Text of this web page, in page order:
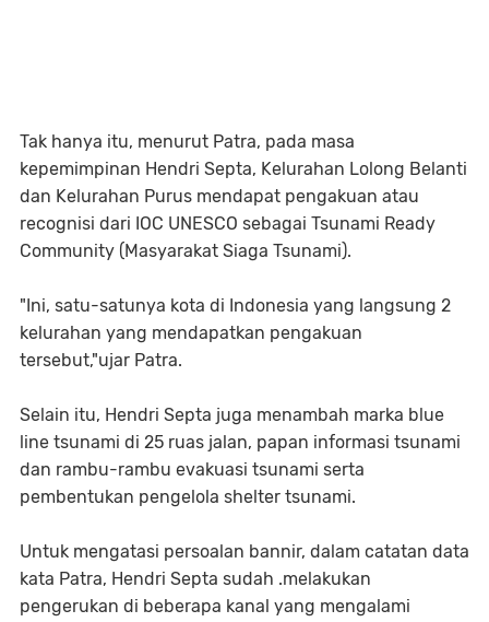
Tak hanya itu, menurut Patra, pada masa
kepemimpinan Hendri Septa, Kelurahan Lolong Belanti
dan Kelurahan Purus mendapat pengakuan atau
recognisi dari IOC UNESCO sebagai Tsunami Ready
Community (Masyarakat Siaga Tsunami).
"Ini, satu-satunya kota di Indonesia yang langsung 2
kelurahan yang mendapatkan pengakuan
tersebut,"ujar Patra.
Selain itu, Hendri Septa juga menambah marka blue
line tsunami di 25 ruas jalan, papan informasi tsunami
dan rambu-rambu evakuasi tsunami serta
pembentukan pengelola shelter tsunami.
Untuk mengatasi persoalan bannir, dalam catatan data
kata Patra, Hendri Septa sudah .⁠melakukan
pengerukan di beberapa kanal yang mengalami